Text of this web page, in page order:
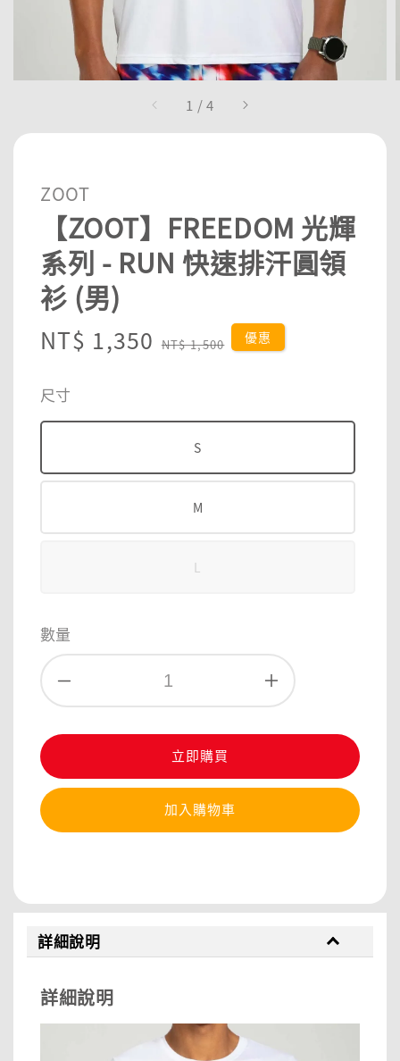
1 /4
ZOOT
【ZOOT】FREEDOM 光輝
系列 - RUN 快速排汗圓領
衫 (男)
Sale
NT$ 1,350 Regular
NT$ 1,500 優惠
尺寸
S
M
L
數量
立即購買
加入購物車
詳細說明
詳細說明